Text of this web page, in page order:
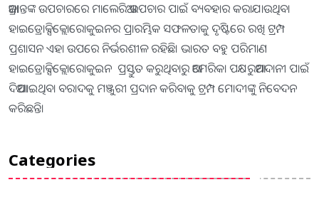
ଆକ୍ରାନ୍ତଙ୍କ ଉପଚାରରେ ମାଲେରିଆ ଉପଚାର ପାଇଁ ବ୍ୟବହାର କରାଯାଉଥିବା
ହାଇଡ୍ରୋକ୍ସିକ୍ଲୋରୋକୁଇନର ପ୍ରାରମ୍ଭିକ ସଫଳତାକୁ ଦୃଷ୍ଟିରେ ରଖି ଟ୍ରମ୍ପ
ପ୍ରଶାସନ ଏହା ଉପରେ ନିର୍ଭରଶୀଳ ରହିଛି। ଭାରତ ବହୁ ପରିମାଣ
ହାଇଡ୍ରୋକ୍ସିକ୍ଲୋରୋକୁଇନ ପ୍ରସ୍ତୁତ କରୁଥିବାରୁ ଆମେରିକା ପକ୍ଷରୁଆମଦାନୀ ପାଇଁ
ଦିଆଯାଇଥିବା ବରାଦକୁ ମଞ୍ଜୁରୀ ପ୍ରଦାନ କରିବାକୁ ଟ୍ରମ୍ପ ମୋଦୀଙ୍କୁ ନିବେଦନ
କରିଛନ୍ତି।
Categories